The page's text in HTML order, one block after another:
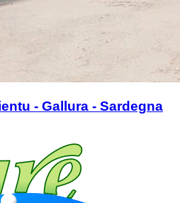
- Gallura - Sardegna